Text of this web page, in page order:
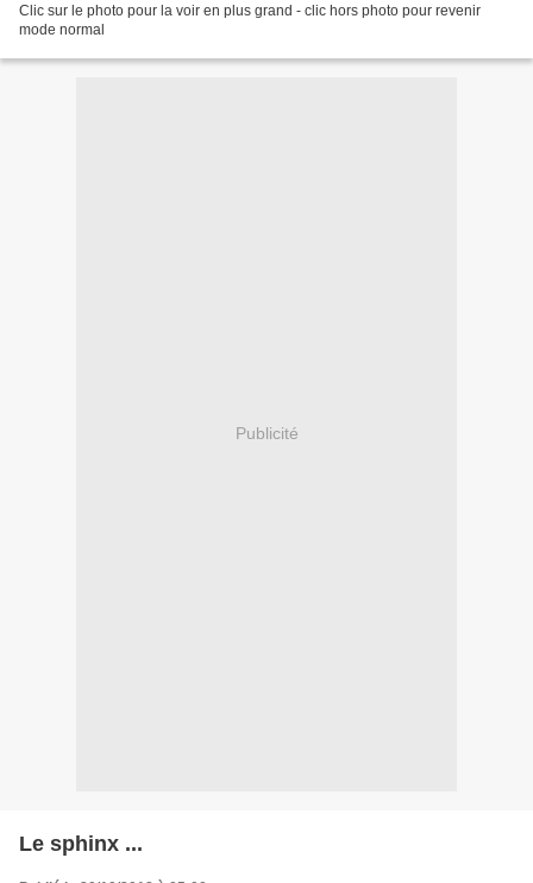
Clic sur le photo pour la voir en plus grand - clic hors photo pour revenir
mode normal
Publicité
Le sphinx ...